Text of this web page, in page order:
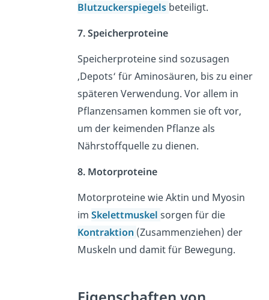
Blutzuckerspiegels beteiligt.
7. Speicherproteine
Speicherproteine sind sozusagen
‚Depots‘ für Aminosäuren, bis zu einer
späteren Verwendung. Vor allem in
Pflanzensamen kommen sie oft vor,
um der keimenden Pflanze als
Nährstoffquelle zu dienen.
8. Motorproteine
Motorproteine wieAktin und Myosin
im Skelettmuskel sorgen für die
Kontraktion (Zusammenziehen) der
Muskeln und damit für Bewegung.